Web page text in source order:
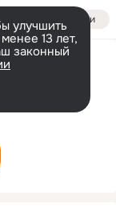
Войти
улучшить
13 лет,
законный